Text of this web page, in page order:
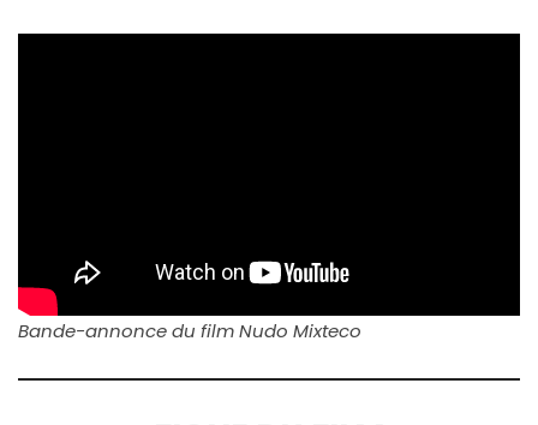
Bande-annonce du film Nudo Mixteco